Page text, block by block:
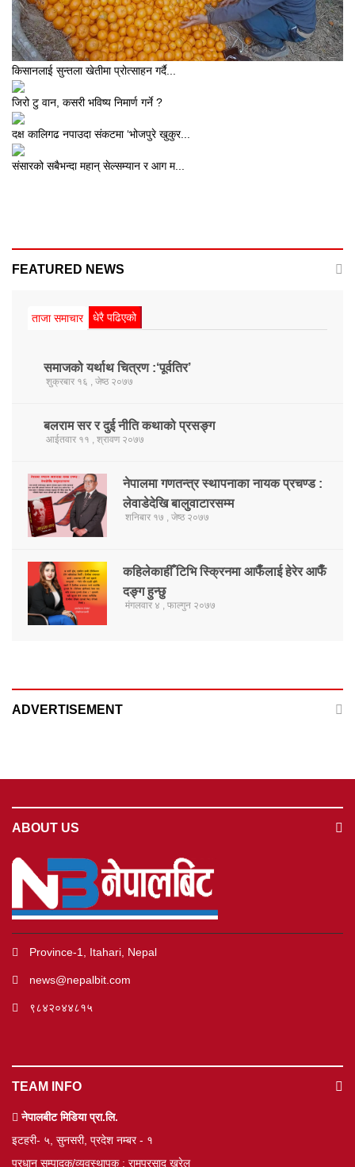
किसानलाई सुन्तला खेतीमा प्रोत्साहन गर्दै...
जिरो टु वान, कसरी भविष्य निमार्ण गर्ने ?
दक्ष कालिगढ नपाउदा संकटमा ‘भोजपुरे खुकुर...
संसारको सबैभन्दा महान् सेल्सम्यान र आग म...
FEATURED NEWS
ताजा समाचार धेरै पढिएको
समाजको यर्थाथ चित्रण :‘पूर्वतिर’
शुक्रबार १६ , जेष्ठ २०७७
बलराम सर र दुई नीति कथाको प्रसङ्ग
आईतवार ११ , श्रावण २०७७
नेपालमा गणतन्त्र स्थापनाका नायक प्रचण्ड :
लेवाडेदेखि बालुवाटारसम्म
शनिबार १७ , जेष्ठ २०७७
कहिलेकाहीँ टिभि स्क्रिनमा आफैँलाई हेरेर आफैँ
दङ्ग हुन्छु
मंगलवार ४ , फाल्गुन २०७७
ADVERTISEMENT
ABOUT US
Province-1, Itahari, Nepal
news@nepalbit.com
९८४२०४४८१५
TEAM INFO
नेपालबीट मिडिया प्रा.लि.
इटहरी- ५, सुनसरी, प्रदेश नम्बर - १
प्रधान सम्पादक/व्यवस्थापक : रामप्रसाद खरेल